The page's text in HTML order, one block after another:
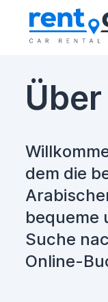
dem die
bequeme
Suche
Online-